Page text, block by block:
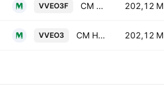
VVEO3F CM Hospitalar SA 202,12 M
VVEO3 CM Hospitalar SA 202,12 M